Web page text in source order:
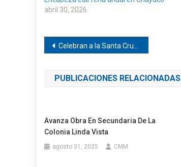
abril 30, 2026
Navegación
de
entradas
Celebran a la Santa Cruz en Pinotepa
PUBLICACIONES RELACIONADAS
Avanza Obra En Secundaria De La
Colonia Linda Vista
agosto 31, 2025 CMM